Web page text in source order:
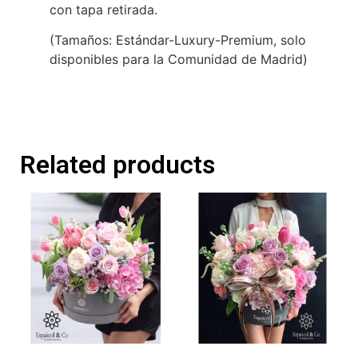
con tapa retirada.
(Tamaños: Estándar-Luxury-Premium, solo
disponibles para la Comunidad de Madrid)
Related products